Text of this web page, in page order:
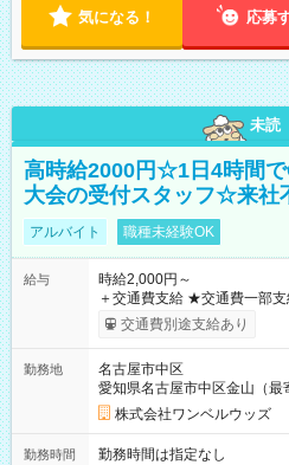
気になる！ 応募
未読
高時給2000円☆1日4時間
大会の受付スタッフ☆来社
アルバイト 職種未経験OK
給与
時給2,000円～
＋交通費支給 ★交通費一部支給！ ┗1日500円を超えた分は全額
支給！ ※往復500円以内の方は自
OK！（規定あり） ┗働いた
期間なし
交通費別途支給あり
勤務地
名古屋市中区
愛知県名古屋市中区金山（最
株式会社ワンベルウッズ
勤務時間 勤務時間は指定なし